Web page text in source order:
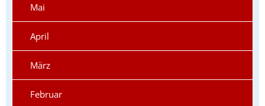
Mai
April
März
Februar